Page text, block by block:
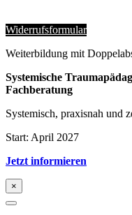
Widerrufsformular
Weiterbildung mit
Systemische
Fachberatung
Systemisch, praxisnah und
Start: April 2027
Jetzt informieren
×